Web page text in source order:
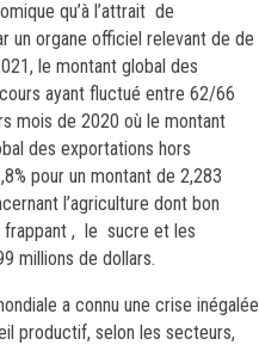
qu’à l’attrait de
un organe officiel relevant de de
le montant global des
ayant fluctué entre 62/66
mois de 2020 où le montant
des exportations hors
pour un montant de 2,283
l’agriculture dont bon
frappant , le sucre et les
millions de dollars.
a connu une crise inégalée
productif, selon les secteurs,